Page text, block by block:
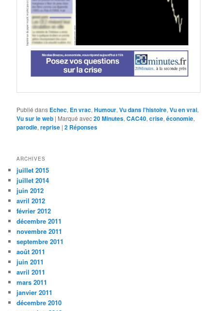
Publié dans Echec, En vrac,Humour,Vu dans l'histoire,Vu en vrai,
Vu sur le web | Marqué avec20 Minutes,CAC40,crise,économie,
parodie,reprise |2 Réponses
ARCHIVES
juillet 2015
juillet 2014
juin 2012
avril 2012
février 2012
décembre 2011
novembre 2011
septembre 2011
août 2011
juin 2011
avril 2011
mars 2011
janvier 2011
décembre 2010